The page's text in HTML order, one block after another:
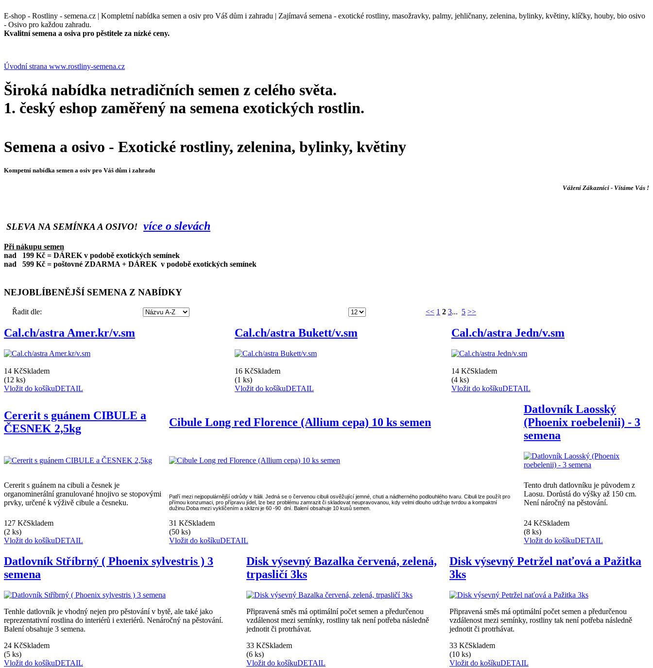
E-shop - Rostliny - semena.cz | Kompletní nabídka semen a osiv pro Váš dům i zahradu | Zajímavá semena - exotické rostliny, masožravky, palmy, jehličnany, zelenina, bylinky, květiny, klíčky, houby, bio osivo
- Osivo pro každou zahradu.
Kvalitní semena a osiva pro pěstitele za nízké ceny.
Úvodní strana www.rostliny-semena.cz
Široká nabídka netradičních semen z celého světa.
1. český eshop zaměřený na semena exotických rostlin.
Semena a osivo - Exotické rostliny, zelenina, bylinky, květiny
Kompetní nabídka semen a osiv pro Váš dům i zahradu
Vážení Zákazníci - Vítáme Vás !
SLEVA NA SEMÍNKA A OSIVO! více o slevách
Při nákupu semen
nad 199 Kč = DÁREK v podobě exotických semínek
nad 599 Kč = poštovné ZDARMA + DÁREK v podobě exotických semínek
NEJOBLÍBENĚJŠÍ SEMENA Z NABÍDKY
Řadit dle: << 1 2 3... 5 >>
Cal.ch/astra Amer.kr/v.sm Cal.ch/astra Bukett/v.sm Cal.ch/astra Jedn/v.sm
14 KčSkladem
(12 ks)
Vložit do košíkuDETAIL
16 KčSkladem
(1 ks)
Vložit do košíkuDETAIL
14 KčSkladem
(4 ks)
Vložit do košíkuDETAIL
Cererit s guánem CIBULE a
ČESNEK 2,5kg
Cibule Long red Florence (Allium cepa) 10 ks semen
Datlovník Laosský
(Phoenix roebelenii) - 3
semena
Cererit s guánem na cibuli a česnek je
organominerální granulova­né hnojivo se stopovými
prvky, určené k výživě cibule a česneku.
Patří mezi nejpopulárnější odrůdy v Itálii. Jedná se o červenou cibuli osvěžující jemné, chuti a nádherného podlouhlého tvaru. Cibuli lze použít pro
přímou konzumaci, pro přípravu jídel, lze bez problému zamrazit či skladovat neupravovanou, kdy velmi dlouho udržuje tvrdou a kompaktní
dužinu.Doba mezi vyklíčením a sklizni je 60 -90 dní. Balení obsahuje 10 kusů semen.
Tento druh datlovníku je původem z
Laosu. Dorůstá do výšky až 150 cm.
Není náročný na pěstování.
127 KčSkladem
(2 ks)
Vložit do košíkuDETAIL
31 KčSkladem
(50 ks)
Vložit do košíkuDETAIL
24 KčSkladem
(8 ks)
Vložit do košíkuDETAIL
Datlovník Stříbrný ( Phoenix sylvestris ) 3
semena
Disk výsevný Bazalka červená, zelená,
trpasličí 3ks
Disk výsevný Petržel naťová a Pažitka
3ks
Tenhle datlovník je vhodný nejen pro pěstování v bytě, ale také jako
reprezentativní rostlina do interiérů i exteriérů. Nenáročný na pěstování.
Balení obsahuje 3 semena.
Připravená směs má optimální počet semen a předurčenou
vzdálenost mezi semínky, rostliny tak není potřeba následně
jednotit či protrhávat.
Připravená směs má optimální počet semen a předurčenou
vzdálenost mezi semínky, rostliny tak není potřeba následně
jednotit či protrhávat.
24 KčSkladem
(5 ks)
Vložit do košíkuDETAIL
33 KčSkladem
(6 ks)
Vložit do košíkuDETAIL
33 KčSkladem
(10 ks)
Vložit do košíkuDETAIL